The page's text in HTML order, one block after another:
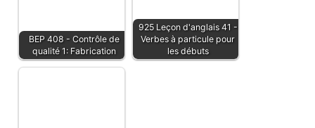
BEP 408 - Contrôle de
qualité 1: Fabrication
925 Leçon d'anglais 41 -
Verbes à particule pour
les débuts